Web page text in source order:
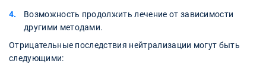
Возможность продолжить лечение от зависимости
другими методами.
Отрицательные последствия нейтрализации могут быть
следующими: